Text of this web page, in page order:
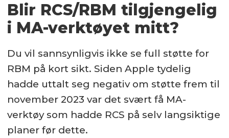
Blir RCS/RBM tilgjengelig
i MA-verktøyet mitt?
Du vil sannsynligvis ikke se full støtte for
RBM på kort sikt. Siden Apple tydelig
hadde uttalt seg negativ om støtte frem til
november 2023 var det svært få MA-
verktøy som hadde RCS på selv langsiktige
planer før dette.